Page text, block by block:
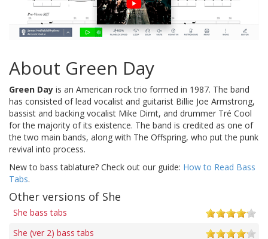
About Green Day
Green Day is an American rock trio formed in 1987. The band
has consisted of lead vocalist and guitarist Billie Joe Armstrong,
bassist and backing vocalist Mike Dirnt, and drummer Tré Cool
for the majority of its existence. The band is credited as one of
the two main bands, along with The Offspring, who put the punk
revival into process.
New to bass tablature? Check out our guide: How to Read Bass
Tabs.
Other versions of She
She bass tabs
She (ver 2) bass tabs